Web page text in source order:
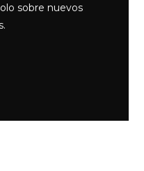
sobre nuevos